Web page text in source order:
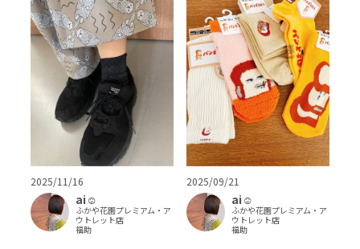
2025/11/16
ai‪‪☺︎‬
ふかや花園プレミアム・ア
ウトレット店
福助
2025/09/21
ai‪‪☺︎‬
ふかや花園プレミアム・ア
ウトレット店
福助